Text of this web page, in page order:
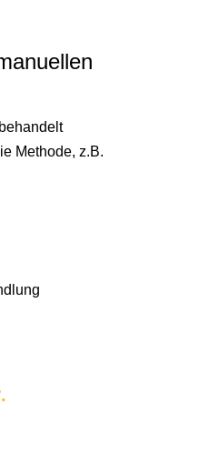
Methode, z.B.